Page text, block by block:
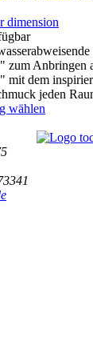
dimension
zum Anbringen
mit dem
jeden
wählen